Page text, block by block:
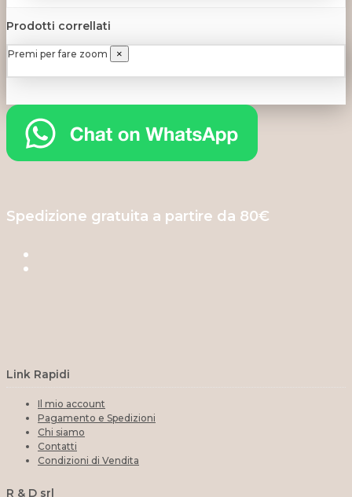
Prodotti correllati
Premi per fare zoom ×
Spedizione gratuita a partire da 80€
Link Rapidi
Il mio account
Pagamento e Spedizioni
Chi siamo
Contatti
Condizioni di Vendita
R & D srl